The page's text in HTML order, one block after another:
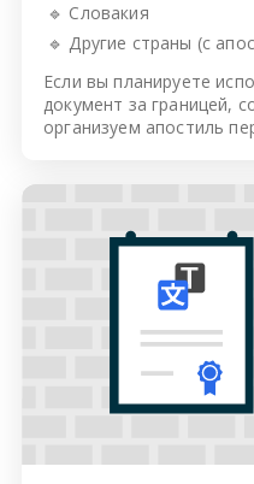
🔹 Словакия
🔹 Другие страны (с
Если вы планируете
документ за границей,
организуем апостиль